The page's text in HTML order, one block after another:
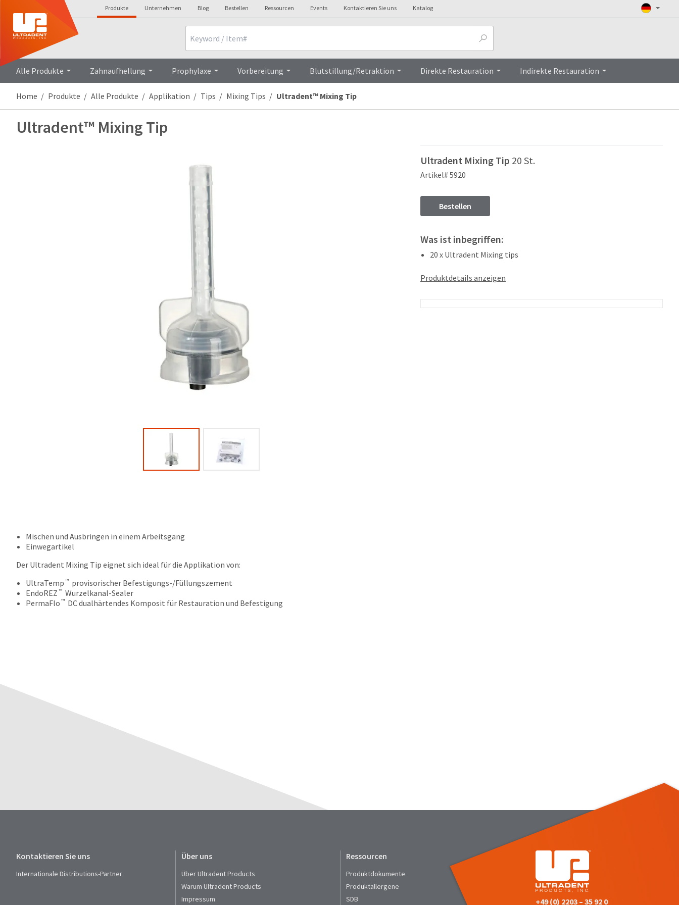
Produkte Unternehmen Blog Bestellen Ressourcen Events Kontaktieren Sie uns Katalog
Alle Produkte Zahnaufhellung Prophylaxe Vorbereitung Blutstillung/Retraktion Direkte Restauration Indirekte Restauration
Home Produkte Alle Produkte Applikation Tips Mixing Tips Ultradent™ Mixing Tip
Ultradent™ Mixing Tip
Ultradent Mixing Tip 20 St.
Artikel# 5920
Bestellen
Was ist inbegriffen:
20 x Ultradent Mixing tips
Produktdetails anzeigen
Mischen und Ausbringen in einem Arbeitsgang
Einwegartikel
Der Ultradent Mixing Tip eignet sich ideal für die Applikation von:
UltraTemp ™ provisorischer Befestigungs-/Füllungszement
EndoREZ ™ Wurzelkanal-Sealer
PermaFlo ™ DC dualhärtendes Komposit für Restauration und Befestigung
Kontaktieren Sie uns
Internationale Distributions-Partner
Über uns
Über Ultradent Products
Warum Ultradent Products
Impressum
Ressourcen
Produktdokumente
Produktallergene
SDB
+49 (0) 2203 – 35 92 0